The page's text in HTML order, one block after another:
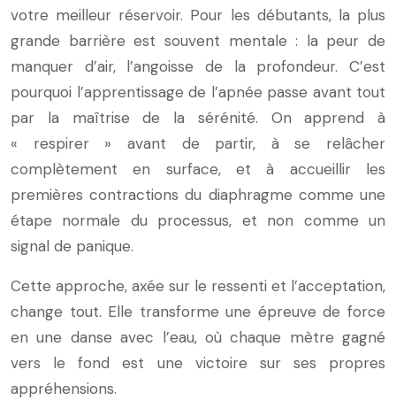
votre meilleur réservoir. Pour les débutants, la plus
grande barrière est souvent mentale : la peur de
manquer d’air, l’angoisse de la profondeur. C’est
pourquoi l’apprentissage de l’apnée passe avant tout
par la maîtrise de la sérénité. On apprend à
« respirer » avant de partir, à se relâcher
complètement en surface, et à accueillir les
premières contractions du diaphragme comme une
étape normale du processus, et non comme un
signal de panique.
Cette approche, axée sur le ressenti et l’acceptation,
change tout. Elle transforme une épreuve de force
en une danse avec l’eau, où chaque mètre gagné
vers le fond est une victoire sur ses propres
appréhensions.